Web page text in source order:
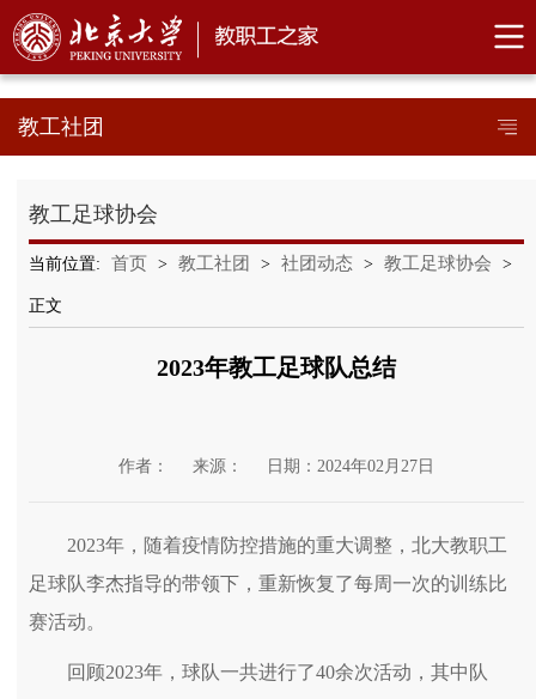
教工社团
教工足球协会
当前位置: 首页 > 教工社团 > 社团动态 > 教工足球协会 >
正文
2023年教工足球队总结
作者： 来源： 日期：2024年02月27日
2023年，随着疫情防控措施的重大调整，北大教职工
足球队李杰指导的带领下，重新恢复了每周一次的训练比
赛活动。
回顾2023年，球队一共进行了40余次活动，其中队